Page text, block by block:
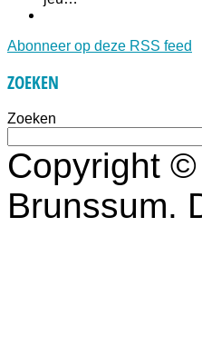
Abonneer op deze RSS feed
ZOEKEN
Zoeken
Copyright
Brunssum.